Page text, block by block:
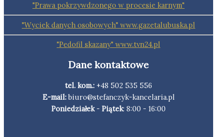
"Prawa pokrzywdzonego w procesie karnym"
"Wyciek danych osobowych" www.gazetalubuska.pl
"Pedofil skazany" www.tvn24.pl
Dane kontaktowe
tel. kom.: +48 502 535 556
E-mail:biuro@stefanczyk-kancelaria.pl
Poniedziałek- Piątek: 8:00 - 16:00